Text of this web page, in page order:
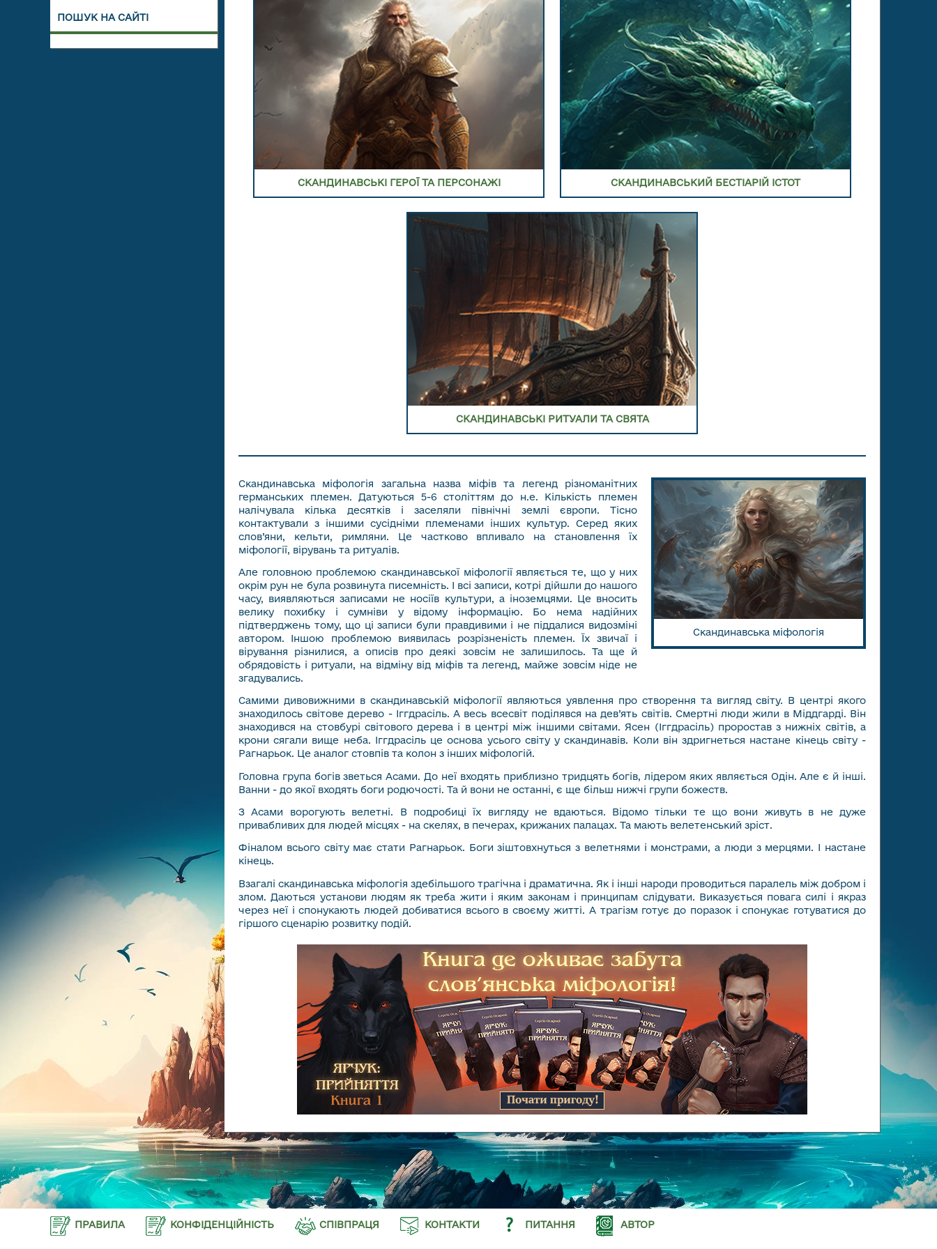
ПОШУК НА САЙТІ
СКАНДИНАВСЬКІ ГЕРОЇ ТА ПЕРСОНАЖІ СКАНДИНАВСЬКИЙ БЕСТІАРІЙ ІСТОТ
ПЕРЕЙТИ В РОЗДІЛ СКАНДИНАВСЬКІ РИТУАЛИ,
СКАНДИНАВСЬКІ РИТУАЛИ ТА СВЯТА
Скандинавська міфологія
Скандинавська міфологія загальна назва міфів та легенд різноманітних
германських племен. Датуються 5-6 століттям до н.е. Кількість племен
налічувала кілька десятків і заселяли північні землі європи. Тісно
контактували з іншими сусідніми племенами інших культур. Серед яких
слов’яни, кельти, римляни. Це частково впливало на становлення їх
міфології, вірувань та ритуалів.
Але головною проблемою скандинавської міфології являється те, що у них
окрім рун не була розвинута писемність. І всі записи, котрі дійшли до нашого
часу, виявляються записами не носіїв культури, а іноземцями. Це вносить
велику похибку і сумніви у відому інформацію. Бо нема надійних
підтверджень тому, що ці записи були правдивими і не піддалися видозміні
автором. Іншою проблемою виявилась розрізненість племен. Їх звичаї і
вірування різнилися, а описів про деякі зовсім не залишилось. Та ще й
обрядовість і ритуали, на відміну від міфів та легенд, майже зовсім ніде не
згадувались.
Самими дивовижними в скандинавській міфології являються уявлення про створення та вигляд світу. В центрі якого
знаходилось світове дерево - Іггдрасіль. А весь всесвіт поділявся на дев’ять світів. Смертні люди жили в Міддгарді. Він
знаходився на стовбурі світового дерева і в центрі між іншими світами. Ясен (Іггдрасіль) проростав з нижніх світів, а
крони сягали вище неба. Іггдрасіль це основа усього світу у скандинавів. Коли він здригнеться настане кінець світу -
Рагнарьок. Це аналог стовпів та колон з інших міфологій.
Головна група богів зветься Асами. До неї входять приблизно тридцять богів, лідером яких являється Одін. Але є й інші.
Ванни - до якої входять боги родючості. Та й вони не останні, є ще більш нижчі групи божеств.
З Асами ворогують велетні. В подробиці їх вигляду не вдаються. Відомо тільки те що вони живуть в не дуже
привабливих для людей місцях - на скелях, в печерах, крижаних палацах. Та мають велетенський зріст.
Фіналом всього світу має стати Рагнарьок. Боги зіштовхнуться з велетнями і монстрами, а люди з мерцями. І настане
кінець.
Взагалі скандинавська міфологія здебільшого трагічна і драматична. Як і інші народи проводиться паралель між добром і
злом. Даються установи людям як треба жити і яким законам і принципам слідувати. Виказується повага силі і якраз
через неї і спонукають людей добиватися всього в своєму житті. А трагізм готує до поразок і спонукає готуватися до
гіршого сценарію розвитку подій.
ПРАВИЛА КОНФІДЕНЦІЙНІСТЬ СПІВПРАЦЯ КОНТАКТИ ПИТАННЯ АВТОР